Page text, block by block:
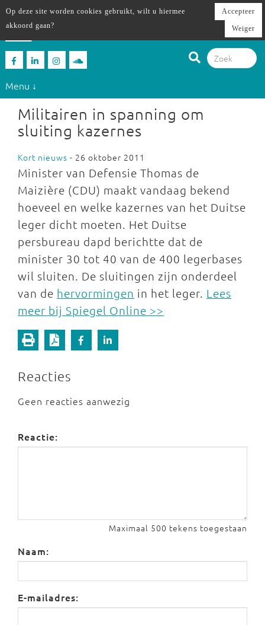
Menu ↓
Militairen in spanning om
sluiting kazernes
Kort nieuws - 26 oktober 2011
Minister van Defensie Thomas de
Maizière (CDU) maakt vandaag bekend
hoeveel en welke kazernes van het Duitse
leger dicht moeten. Het Duitse
persbureau dapd berichtte dat de
minister 30 tot 40 van de 400 legerbases
wil sluiten. De sluitingen zijn onderdeel
van de hervormingen in het leger. Lees
meer bij Spiegel Online >>
Reacties
Geen reacties aanwezig
Reactie:
Maximaal 500 tekens toegestaan
Naam:
E-mailadres:
Op deze site worden cookies gebruikt, wilt u hiermee
akkoord gaan?
Accepteer
Weiger